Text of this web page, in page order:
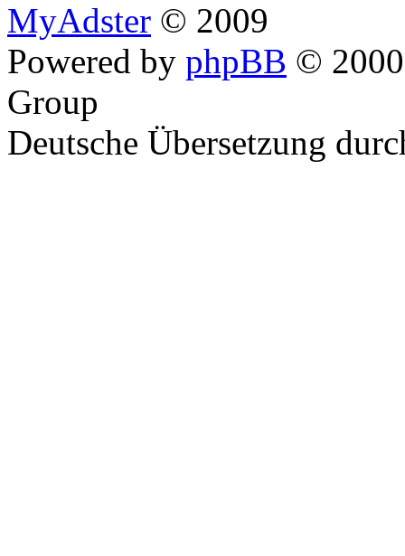
MyAdster © 2009
Powered by phpBB ©
Group
Deutsche Übersetzung